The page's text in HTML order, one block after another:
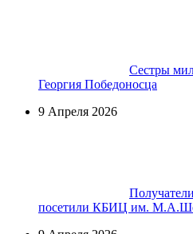
Сестры
Георгия Победоносца
9 Апреля 2026
посетили КБИЦ им.